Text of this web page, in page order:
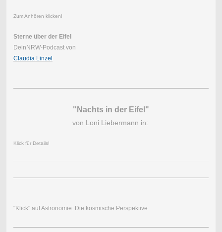
Zum Anhören klicken!
Sterne über der Eifel
DeinNRW-Podcast von
Claudia Linzel
"Nachts in der Eifel"
von Loni Liebermann in:
Klick für Details!
"Klick" auf Astronomie: Die kosmische Perspektive